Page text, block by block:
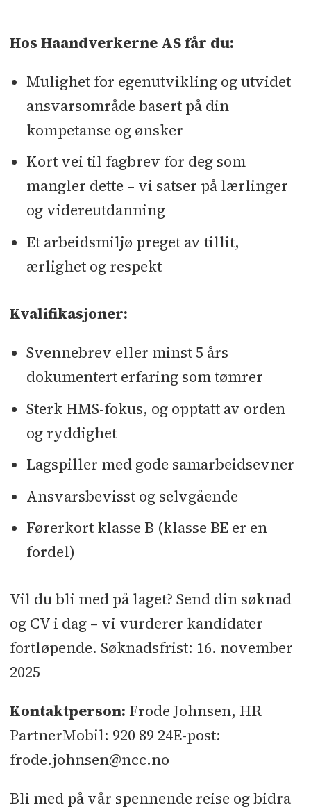
Hos Haandverkerne AS får du:
Mulighet for egenutvikling og utvidet
ansvarsområde basert på din
kompetanse og ønsker
Kort vei til fagbrev for deg som
mangler dette – vi satser på lærlinger
og videreutdanning
Et arbeidsmiljø preget av tillit,
ærlighet og respekt
Kvalifikasjoner:
Svennebrev eller minst 5 års
dokumentert erfaring som tømrer
Sterk HMS-fokus, og opptatt av orden
og ryddighet
Lagspiller med gode samarbeidsevner
Ansvarsbevisst og selvgående
Førerkort klasse B (klasse BE er en
fordel)
Vil du bli med på laget? Send din søknad
og CV i dag – vi vurderer kandidater
fortløpende. Søknadsfrist: 16. november
2025
Kontaktperson: Frode Johnsen, HR
PartnerMobil: 920 89 24E-post:
frode.johnsen@ncc.no
Bli med på vår spennende reise og bidra